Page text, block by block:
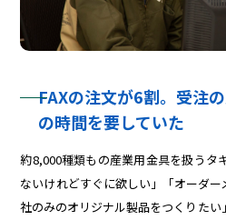
FAXの注文が6割。受注
の時間を要していた
約8,000種類もの産業用金具を扱うタ
ないけれどすぐに欲しい」「オーダ
社のみのオリジナル製品をつくりた